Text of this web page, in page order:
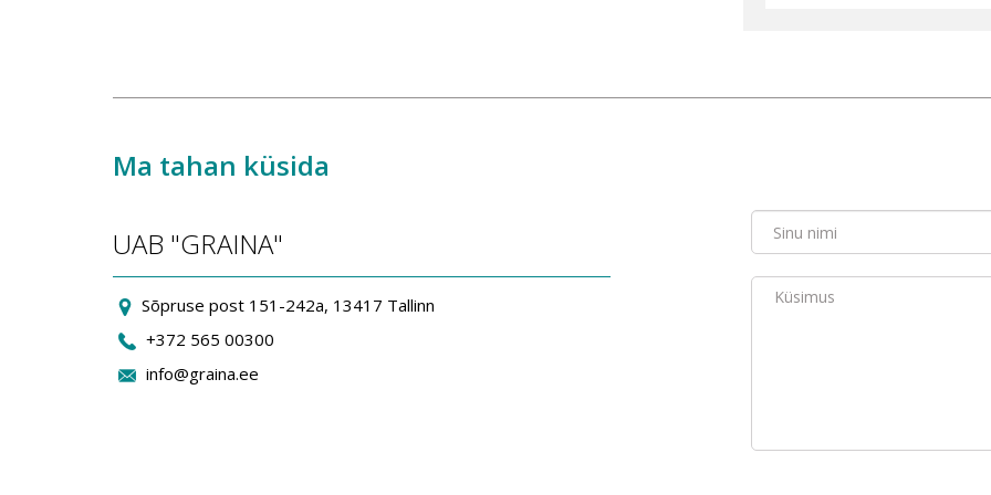
Ma tahan küsida
UAB "GRAINA"
Sõpruse post 151-242a, 13417 Tallinn
+372 565 00300
info@graina.ee